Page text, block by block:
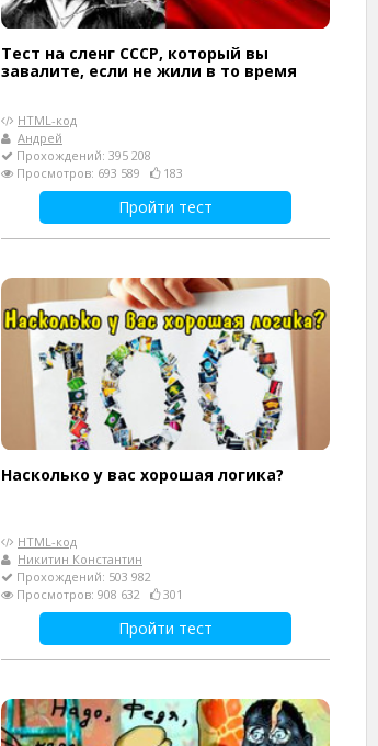
Тест на сленг СССР, который вы
завалите, если не жили в то время
HTML-код
Андрей
Прохождений: 395 208
Просмотров: 693 589
183
Пройти тест
Насколько у вас хорошая логика?
HTML-код
Никитин Константин
Прохождений: 503 982
Просмотров: 908 632
301
Пройти тест